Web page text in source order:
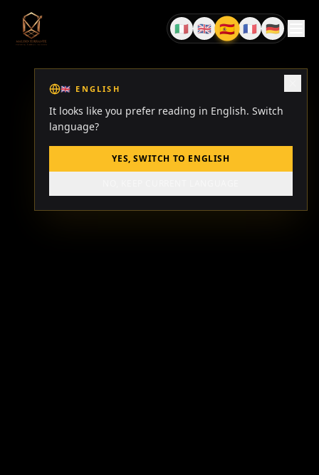
🇮🇹
IT 🇬🇧EN🇪🇸
ES🇫🇷
FR 🇩🇪DE
🇬🇧 ENGLISH
It looks like you prefer reading in English. Switch
language?
YES, SWITCH TO ENGLISH